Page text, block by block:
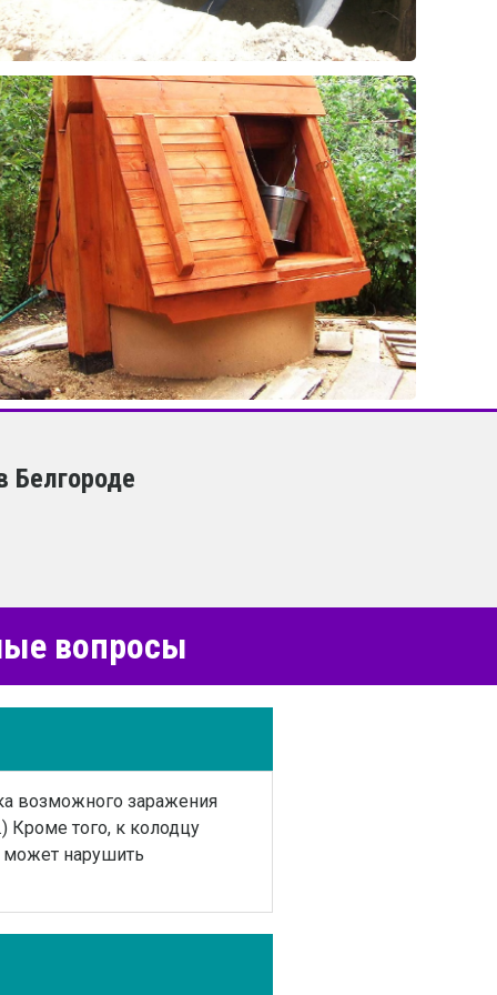
Белгороде
вопросы
возможного заражения
Кроме того, к колодцу
может нарушить